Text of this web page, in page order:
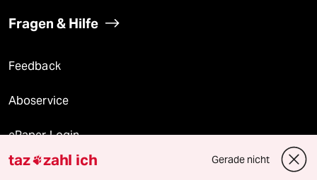
Fragen & Hilfe
Feedback
Aboservice
ePaper Login
Downloads für Abonnierende
taz zahl ich Gerade nicht